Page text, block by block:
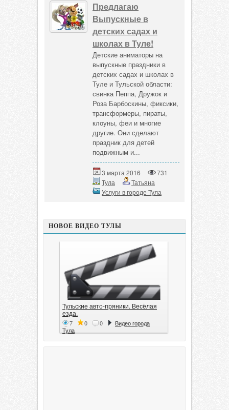
Предлагаю
Выпускные в
детских садах и
школах в Туле!
Детские аниматоры на
выпускные праздники в
детских садах и школах в
Туле и Тульской области:
свинка Пеппа, Дружок и
Роза Барбоскины, фиксики,
трансформеры, пираты,
клоуны, феи и многие
другие. Они сделают
праздник для детей
подвижным и...
3 марта 2016
731
Тула
Татьяна
Услуги в городе Тула
НОВОЕ ВИДЕО ТУЛЫ
Тульские авто-пряники. Весёлая
езда.
7 0 0
Видео города
Тула